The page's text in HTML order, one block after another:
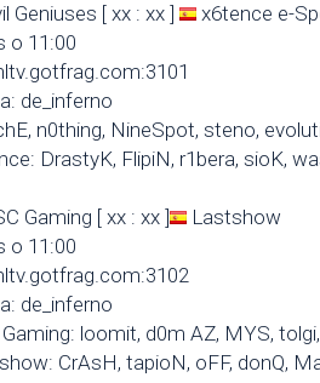
Geniuses [ xx : xx ]
x6tence e-
o 11:00
de_inferno
n0thing, NineSpot, steno,
DrastyK, FlipiN, r1bera, sioK,
Gaming [ xx : xx ]
Lastshow
o 11:00
de_inferno
Gaming: loomit, d0m AZ, MYS,
CrAsH, tapioN, oFF, donQ,